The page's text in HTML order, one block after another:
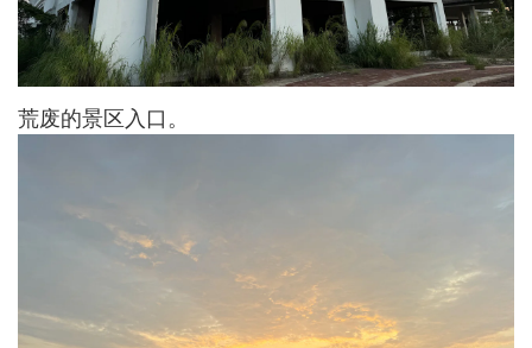
荒废的景区入口。